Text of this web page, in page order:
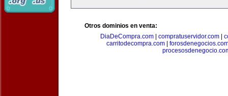
Otros dominios en venta:
DiaDeCompra.com| compratuservidor.com|
carritodecompra.com|